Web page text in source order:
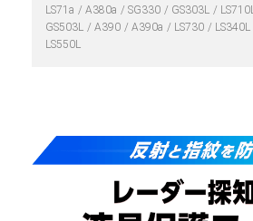
LS71a
A380a SG330 GS303L LS710L
GS503L
A390 A390a LS730 LS340L
LS550L